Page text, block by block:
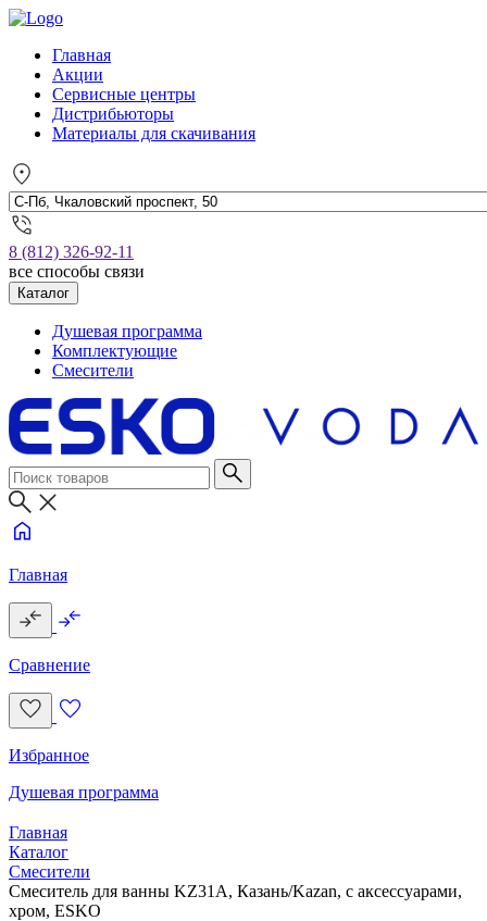
Главная
Акции
Сервисные центры
Дистрибьюторы
Материалы для скачивания
8 (812) 326-92-11
все способы связи
Каталог
Душевая программа
Комплектующие
Смесители
Главная
Сравнение
Избранное
Душевая программа
Главная
Каталог
Смесители
Смеситель для ванны KZ31A, Казань/Kazan, с аксессуарами,
хром, ESKO